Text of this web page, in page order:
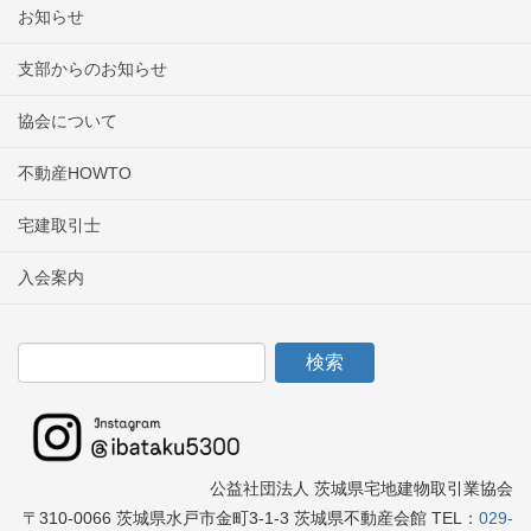
お知らせ
支部からのお知らせ
協会について
不動産HOWTO
宅建取引士
入会案内
公益社団法人 茨城県宅地建物取引業協会
〒310-0066 茨城県水戸市金町3-1-3 茨城県不動産会館 TEL： 029-